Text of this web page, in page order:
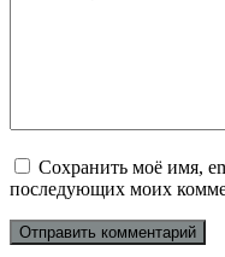
Сохранить моё имя,
последующих моих